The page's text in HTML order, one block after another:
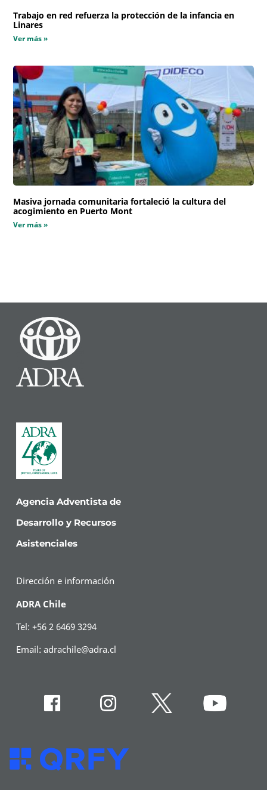
Trabajo en red refuerza la protección de la infancia en
Linares
Ver más »
Masiva jornada comunitaria fortaleció la cultura del
acogimiento en Puerto Mont
Ver más »
Agencia Adventista de
Desarrollo y Recursos
Asistenciales
Dirección e información
ADRA Chile
Tel: +56 2 6469 3294
Email:adrachile@adra.cl